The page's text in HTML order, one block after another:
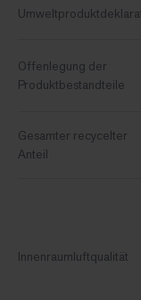
Offenlegung der
Produktbestandteile
Gesamter recycelter
Anteil
Innenraumluftqualität